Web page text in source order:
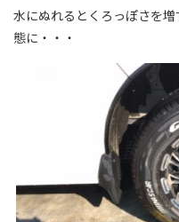
水にぬれるとくろっぽさを
態に・・・